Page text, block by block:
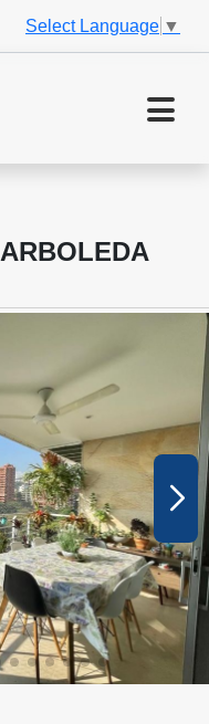
Select Language ▼